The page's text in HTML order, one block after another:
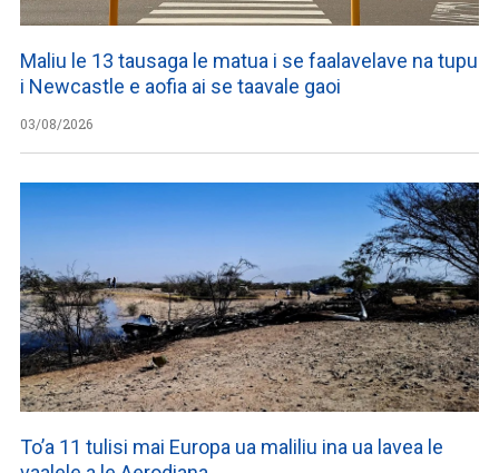
Maliu le 13 tausaga le matua i se faalavelave na tupu
i Newcastle e aofia ai se taavale gaoi
03/08/2026
To’a 11 tulisi mai Europa ua maliliu ina ua lavea le